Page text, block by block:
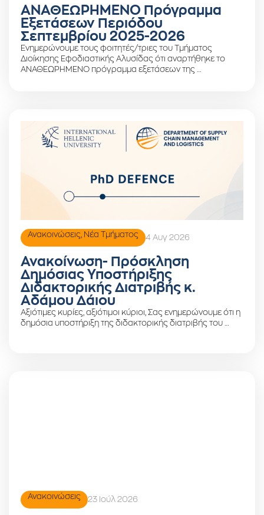
ΑΝΑΘΕΩΡΗΜΕΝΟ Πρόγραμμα
Εξετάσεων Περιόδου
Σεπτεμβρίου 2025-2026
Ενημερώνουμε τους φοιτητές/τριες του Τμήματος
Διοίκησης Εφοδιαστικής Αλυσίδας ότι αναρτήθηκε το
ΑΝΑΘΕΩΡΗΜΕΝΟ πρόγραμμα εξετάσεων της …
Ανακοινώσεις Νέα Τμήματος 4 Αυγ 2026
Ανακοίνωση- Πρόσκληση
Δημόσιας Υποστήριξης
Διδακτορικής Διατριβής κ.
Αδάμου Δάιου
Αξιότιμες κυρίες, αξιότιμοι κύριοι, Σας ενημερώνουμε ότι η
δημόσια υποστήριξη της διδακτορικής διατριβής του …
Ανακοινώσεις 23 Ιούλ 2026